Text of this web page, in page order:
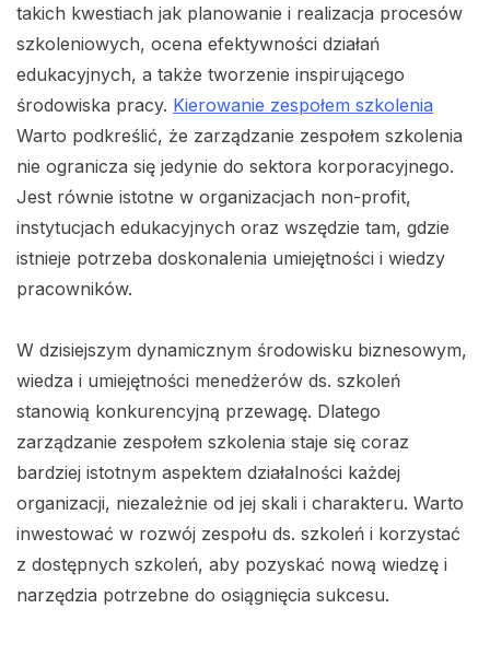
takich kwestiach jak planowanie i realizacja procesów
szkoleniowych, ocena efektywności działań
edukacyjnych, a także tworzenie inspirującego
środowiska pracy. Kierowanie zespołem szkolenia
Warto podkreślić, że zarządzanie zespołem szkolenia
nie ogranicza się jedynie do sektora korporacyjnego.
Jest równie istotne w organizacjach non-profit,
instytucjach edukacyjnych oraz wszędzie tam, gdzie
istnieje potrzeba doskonalenia umiejętności i wiedzy
pracowników.
W dzisiejszym dynamicznym środowisku biznesowym,
wiedza i umiejętności menedżerów ds. szkoleń
stanowią konkurencyjną przewagę. Dlatego
zarządzanie zespołem szkolenia staje się coraz
bardziej istotnym aspektem działalności każdej
organizacji, niezależnie od jej skali i charakteru. Warto
inwestować w rozwój zespołu ds. szkoleń i korzystać
z dostępnych szkoleń, aby pozyskać nową wiedzę i
narzędzia potrzebne do osiągnięcia sukcesu.